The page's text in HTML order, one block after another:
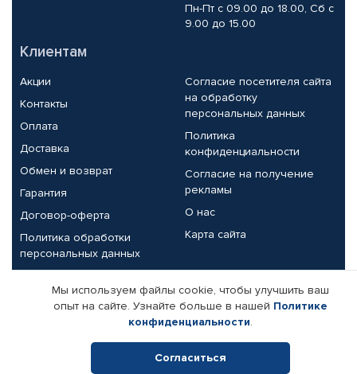
Пн-Пт с 09.00 до 18.00, Сб с
9.00 до 15.00
Клиентам
Акции
Контакты
Оплата
Доставка
Обмен и возврат
Гарантия
Договор-оферта
Политика обработки
персональных данных
Согласие посетителя сайта
на обработку
персональных данных
Политика
конфиденциальности
Согласие на получение
рекламы
О нас
Карта сайта
Партнерам
Корпоративным клиентам
Поставщикам
Реквизиты компании
Мы используем файлы cookie, чтобы улучшить ваш
опыт на сайте. Узнайте больше в нашей Политике
конфиденциальности.
Согласиться